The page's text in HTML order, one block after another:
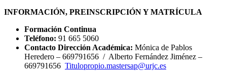
INFORMACIÓN, PREINSCRIPCIÓN Y MATRÍCULA
Formación Continua
Teléfono: 91 665 5060
Contacto Dirección Académica: Mónica de Pablos
Heredero – 669791656 / Alberto Fernández Jiménez –
669791656 Titulopropio.mastersap@urjc.es